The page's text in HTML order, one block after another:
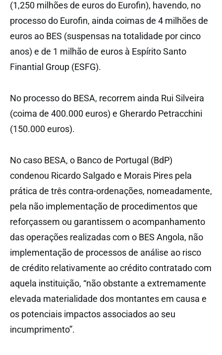
(1,250 milhões de euros do Eurofin), havendo, no
processo do Eurofin, ainda coimas de 4 milhões de
euros ao BES (suspensas na totalidade por cinco
anos) e de 1 milhão de euros à Espírito Santo
Finantial Group (ESFG).
No processo do BESA, recorrem ainda Rui Silveira
(coima de 400.000 euros) e Gherardo Petracchini
(150.000 euros).
No caso BESA, o Banco de Portugal (BdP)
condenou Ricardo Salgado e Morais Pires pela
prática de três contra-ordenações, nomeadamente,
pela não implementação de procedimentos que
reforçassem ou garantissem o acompanhamento
das operações realizadas com o BES Angola, não
implementação de processos de análise ao risco
de crédito relativamente ao crédito contratado com
aquela instituição, “não obstante a extremamente
elevada materialidade dos montantes em causa e
os potenciais impactos associados ao seu
incumprimento”.